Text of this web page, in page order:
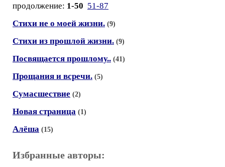
продолжение: 1-50 51-87
Стихи не о моей жизни. (9)
Стихи из прошлой жизни. (9)
Посвящается прошлому.. (41)
Прощания и всречи. (5)
Сумасшествие (2)
Новая страница (1)
Алёша (15)
Избранные авторы: